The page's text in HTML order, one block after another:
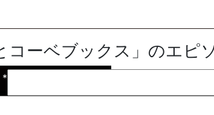
コーベブックス」のエピ
*